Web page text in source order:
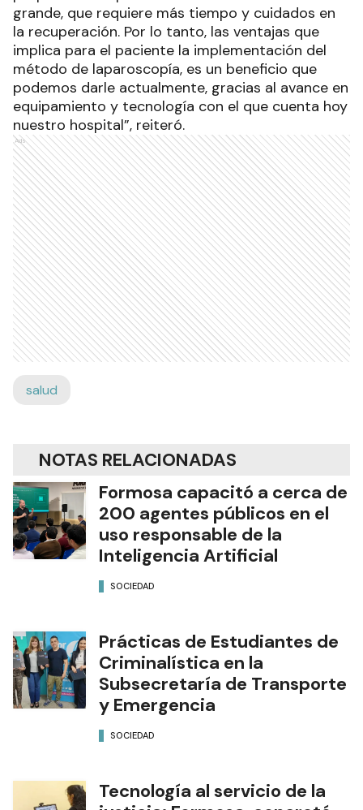
grande, que requiere más tiempo y cuidados en
la recuperación. Por lo tanto, las ventajas que
implica para el paciente la implementación del
método de laparoscopía, es un beneficio que
podemos darle actualmente, gracias al avance en
equipamiento y tecnología con el que cuenta hoy
nuestro hospital”, reiteró.
Ads
salud
NOTAS RELACIONADAS
Formosa capacitó a cerca de
200 agentes públicos en el
uso responsable de la
Inteligencia Artificial
SOCIEDAD
Prácticas de Estudiantes de
Criminalística en la
Subsecretaría de Transporte
y Emergencia
SOCIEDAD
Tecnología al servicio de la